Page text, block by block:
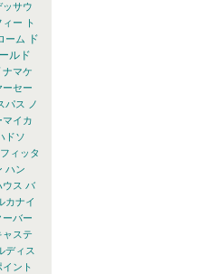
ッサウ
ィー
ト
ーム
ド
ルド
ナマケ
ーセー
パス
ノ
マイカ
ドソ
ィッタ
ハン
ス バ
カナイ
ーバー
ャステ
ディス
ント